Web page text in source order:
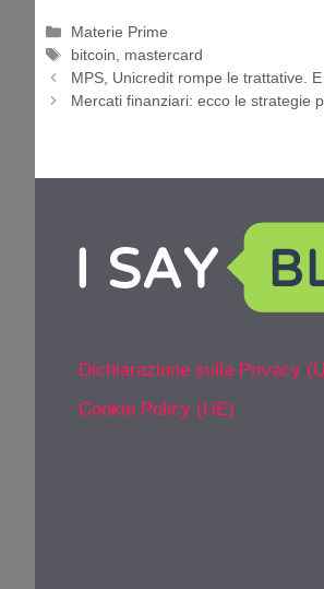
Categorie
Materie Prime
Tag
bitcoin
mastercard
MPS, Unicredit rompe le trattative.
Mercati finanziari: ecco le strategie
Dichiarazione sulla Privacy
Cookie Policy (UE)